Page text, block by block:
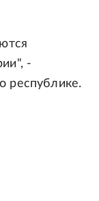
-
республике.